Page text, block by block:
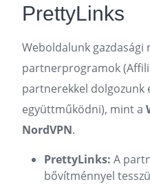
PrettyLinks
Weboldalunk gazdasági
partnerprogramok
partnerekkel dolgozunk
együttműködni), mint a
NordVPN.
PrettyLinks: A
bővítménnyel